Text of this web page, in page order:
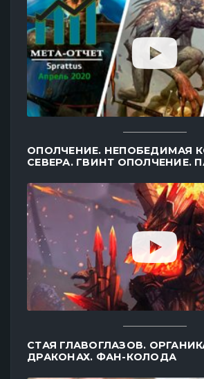
ОПОЛЧЕНИЕ. НЕПОБЕДИМАЯ
СЕВЕРА. ГВИНТ ОПОЛЧЕНИЕ.
СТАЯ ГЛАВОГЛАЗОВ.
ДРАКОНАХ. ФАН-КОЛОДА